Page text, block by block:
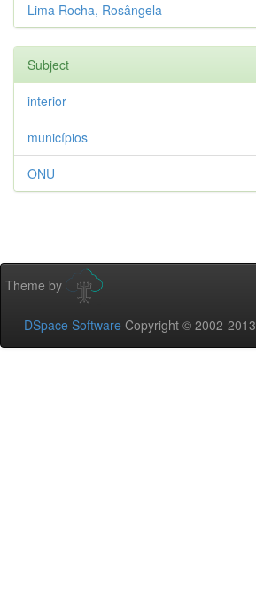
Lima Rocha, Rosângela
Subject
interior
municípios
ONU
Theme by
DSpace Software Copyright © 2002-2013